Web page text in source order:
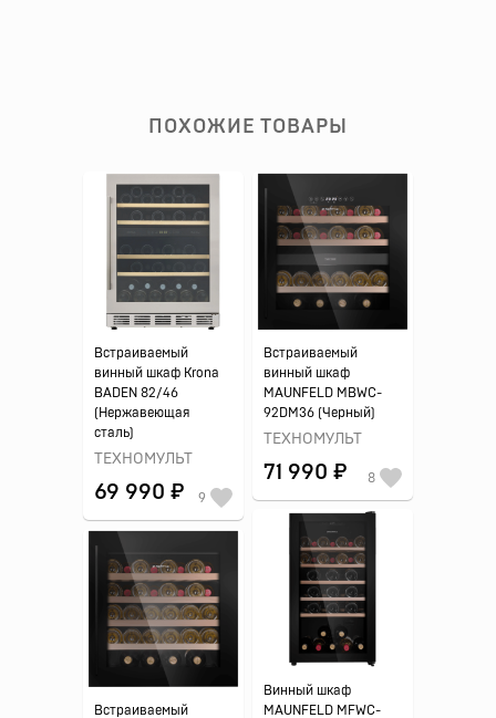
ПОХОЖИЕ ТОВАРЫ
Встраиваемый
винный шкаф Krona
BADEN 82/46
(Нержавеющая
сталь)
ТЕХНОМУЛЬТ
69 990 ₽ 9
Встраиваемый
винный шкаф
MAUNFELD MBWC-
92DM36 (Черный)
ТЕХНОМУЛЬТ
71 990 ₽ 8
Винный шкаф
MAUNFELD MFWC-
Встраиваемый